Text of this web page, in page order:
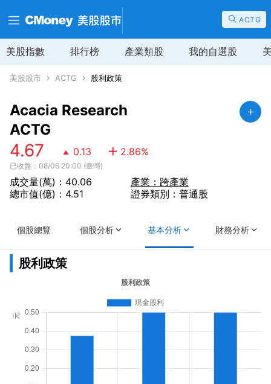
ACTG
美股指數 排行榜 產業類股 我的自選股
美股股市 ACTG 股利政策
Acacia Research
ACTG
4.67 0.13 2.86%
已收盤：08/06 20:00 (臺灣)
成交量(萬)：40.06
總市值(億)：4.51
產業：跨產業
證券類別：普通股
個股總覽 個股分析 基本分析 財務分析
股利政策